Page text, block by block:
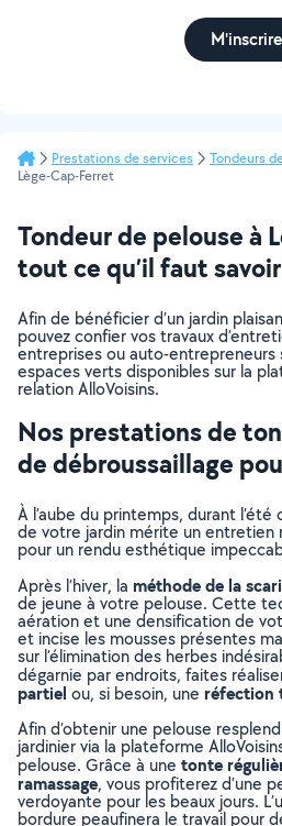
M'inscrire
Prestations de services Tondeurs
Lège-Cap-Ferret
Tondeur de pelouse à
tout ce qu’il faut savoir
Afin de bénéficier d’un jardin
pouvez confier vos travaux
entreprises ou auto-entrepreneurs
espaces verts disponibles sur la
relation AlloVoisins.
Nos prestations de
de débroussaillage
À l’aube du printemps, durant
de votre jardin mérite un entretien
pour un rendu esthétique
Après l’hiver, la méthode de la
de jeune à votre pelouse. Cette
aération et une densification de
et incise les mousses présentes
sur l’élimination des herbes
dégarnie par endroits, faites
partiel ou, si besoin, une réfection
Afin d’obtenir une pelouse
jardinier via la plateforme
pelouse. Grâce à une tonte
ramassage, vous profiterez d’une
verdoyante pour les beaux jours.
bordure peaufinera le travail pour